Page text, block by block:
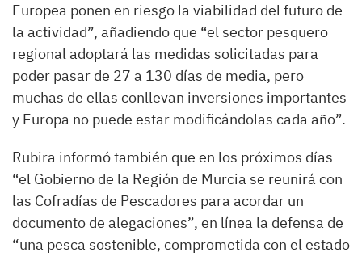
Europea ponen en riesgo la viabilidad del futuro de
la actividad”, añadiendo que “el sector pesquero
regional adoptará las medidas solicitadas para
poder pasar de 27 a 130 días de media, pero
muchas de ellas conllevan inversiones importantes
y Europa no puede estar modificándolas cada año”.
Rubira informó también que en los próximos días
“el Gobierno de la Región de Murcia se reunirá con
las Cofradías de Pescadores para acordar un
documento de alegaciones”, en línea la defensa de
“una pesca sostenible, comprometida con el estado